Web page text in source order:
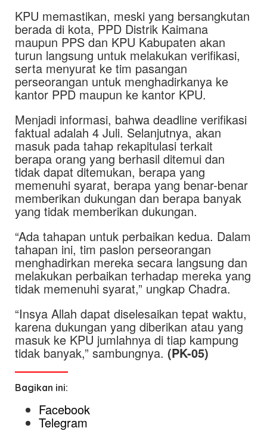
KPU memastikan, meski yang bersangkutan
berada di kota, PPD Distrik Kaimana
maupun PPS dan KPU Kabupaten akan
turun langsung untuk melakukan verifikasi,
serta menyurat ke tim pasangan
perseorangan untuk menghadirkanya ke
kantor PPD maupun ke kantor KPU.
Menjadi informasi, bahwa deadline verifikasi
faktual adalah 4 Juli. Selanjutnya, akan
masuk pada tahap rekapitulasi terkait
berapa orang yang berhasil ditemui dan
tidak dapat ditemukan, berapa yang
memenuhi syarat, berapa yang benar-benar
memberikan dukungan dan berapa banyak
yang tidak memberikan dukungan.
“Ada tahapan untuk perbaikan kedua. Dalam
tahapan ini, tim paslon perseorangan
menghadirkan mereka secara langsung dan
melakukan perbaikan terhadap mereka yang
tidak memenuhi syarat,” ungkap Chadra.
“Insya Allah dapat diselesaikan tepat waktu,
karena dukungan yang diberikan atau yang
masuk ke KPU jumlahnya di tiap kampung
tidak banyak,” sambungnya. (PK-05)
Bagikan ini:
Facebook
Telegram